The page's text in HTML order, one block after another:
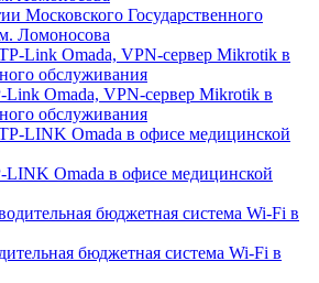
Московского Государственного
Ломоносова
Link Omada, VPN-сервер Mikrotik в
обслуживания
LINK Omada в офисе медицинской
бюджетная система Wi-Fi в